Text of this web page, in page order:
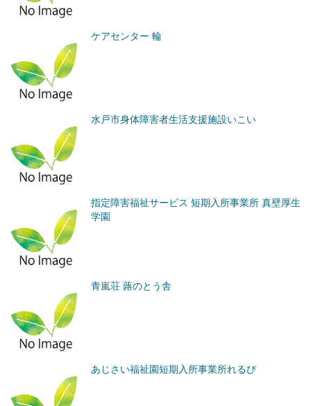
ケアセンター 輪
水戸市身体障害者生活支援施設いこい
指定障害福祉サービス 短期入所事業所 真壁厚生
学園
青嵐荘 蕗のとう舎
あじさい福祉園短期入所事業所れるび